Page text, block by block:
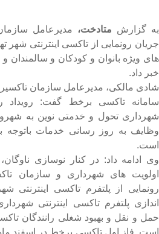
گزارش متادخت، مدیرعامل
رونمایی از تاکسی اینترنتی شهر
ویژه بانوان و کودکان و سالمندان
داد.
مالکی، مدیرعامل سازمان
تاکسی برخط گفت: رویداد
تحول و خدمتی نوین به
به روز رسانی خدمات باتوجه
ادامه داد: در کنار نوسازی
های شهرداری و سازمان
از پلتفرم تاکسی اینترنتی
پلتفرم تاکسی اینترنتی
و نقل و بهبود شغلی رانندگان